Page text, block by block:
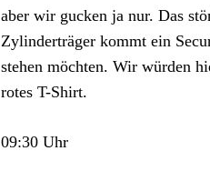
aber wir gucken ja nur. Das
Zylinderträger kommt ein
stehen möchten. Wir würden
rotes T-Shirt.
09:30 Uhr